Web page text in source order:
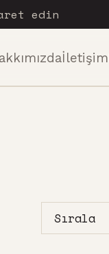
edin
İletişim